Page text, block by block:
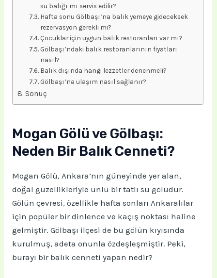
su balığı mı servis edilir?
Hafta sonu Gölbaşı’na balık yemeye gideceksek
rezervasyon gerekli mi?
Çocuklar için uygun balık restoranları var mı?
Gölbaşı’ndaki balık restoranlarının fiyatları
nasıl?
Balık dışında hangi lezzetler denenmeli?
Gölbaşı’na ulaşım nasıl sağlanır?
Sonuç
Mogan Gölü ve Gölbaşı:
Neden Bir Balık Cenneti?
Mogan Gölü, Ankara’nın güneyinde yer alan,
doğal güzellikleriyle ünlü bir tatlı su gölüdür.
Gölün çevresi, özellikle hafta sonları Ankaralılar
için popüler bir dinlence ve kaçış noktası haline
gelmiştir. Gölbaşı ilçesi de bu gölün kıyısında
kurulmuş, adeta onunla özdeşleşmiştir. Peki,
burayı bir balık cenneti yapan nedir?